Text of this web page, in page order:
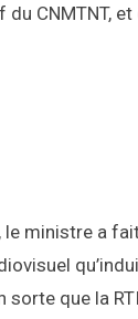
CNMTNT, et
le ministre a
sorte que la